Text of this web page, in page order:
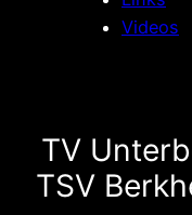
Videos
TV
TSV